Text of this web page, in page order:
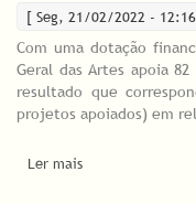
[ Seg, 21/02/2022 -
Com uma dotação
Geral das Artes apoia
resultado que
projetos apoiados) em
Ler mais